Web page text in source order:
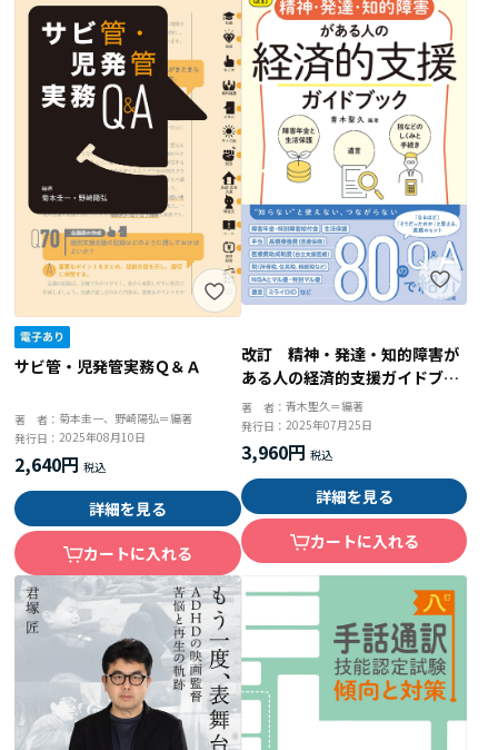
サビ管・児発管実務Ｑ＆Ａ
著 者：菊本圭一、野崎陽弘＝編著
発行日：2025年08月10日
2,640円
詳細を見る
カートに入れる
改訂 精神・発達・知的障害が
ある人の経済的支援ガイドブッ
ク 障害年金と生活保護、遺
言、税などのしくみと手続き
著 者： 青木聖久＝編著
発行日： 2025年07月25日
3,960円
詳細を見る
カートに入れる